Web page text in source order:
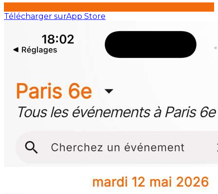
Télécharger surApp Store